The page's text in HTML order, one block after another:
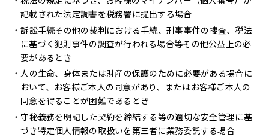
記載された法定調書を税務署に提出する場合
訴訟手続その他の裁判における手続、刑事事件の捜査、税法
に基づく犯則事件の調査が行われる場合等その他公益上の必
要があるとき
人の生命、身体または財産の保護のために必要がある場合に
おいて、お客様ご本人の同意があり、またはお客様ご本人の
同意を得ることが困難であるとき
守秘義務を明記した契約を締結する等の適切な安全管理に基
づき特定個人情報の取扱いを第三者に業務委託する場合